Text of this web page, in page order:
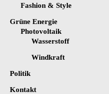
Fashion & Style
Grüne Energie
Photovoltaik
Wasserstoff
Windkraft
Politik
Kontakt